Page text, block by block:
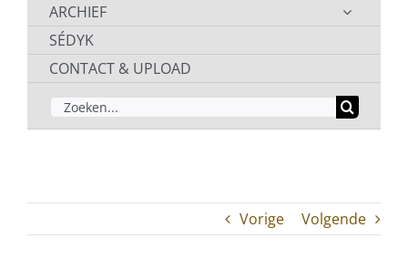
ARCHIEF
SÉDYK
CONTACT & UPLOAD
ZOEKEN
NAAR:
Vorige Volgende